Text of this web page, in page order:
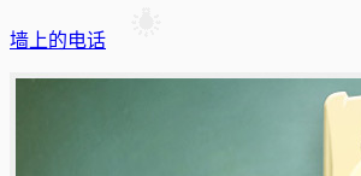
墙上的电话